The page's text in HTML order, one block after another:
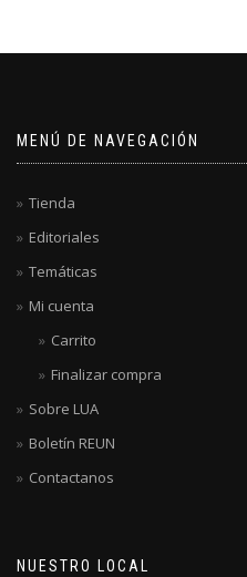
MENÚ DE NAVEGACIÓN
Tienda
Editoriales
Temáticas
Mi cuenta
Carrito
Finalizar compra
Sobre LUA
Boletín REUN
Contactanos
NUESTRO LOCAL